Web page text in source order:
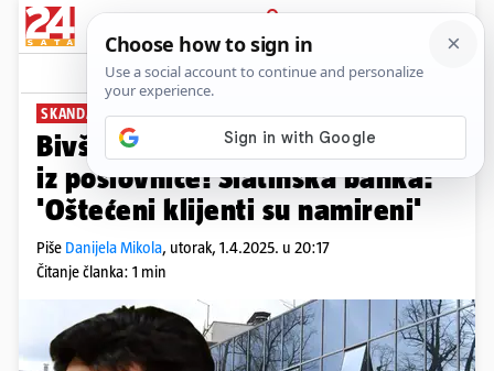
PRIJAVA
News Komentari
SKANDAL U PITOMAČI
Bivši djelatnik ukrao 4,8 mil. €
iz poslovnice! Slatinska banka:
'Oštećeni klijenti su namireni'
Piše Danijela Mikola, utorak, 1.4.2025. u 20:17
Čitanje članka: 1 min